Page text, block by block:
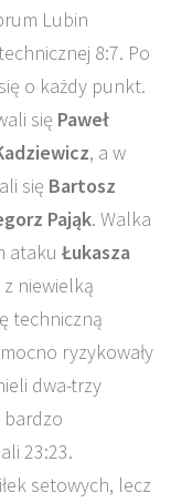
Lubin
8:7. Po
o każdy punkt.
się Paweł
, a w
się Bartosz
Pająk. Walka
ataku Łukasza
niewielką
techniczną
ryzykowały
dwa-trzy
bardzo
23:23.
setowych, lecz